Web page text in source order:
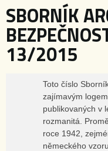
SBORNÍK
13/2015
Toto číslo
zajímavým
publikovaných v
rozmanitá.
roce 1942,
německého